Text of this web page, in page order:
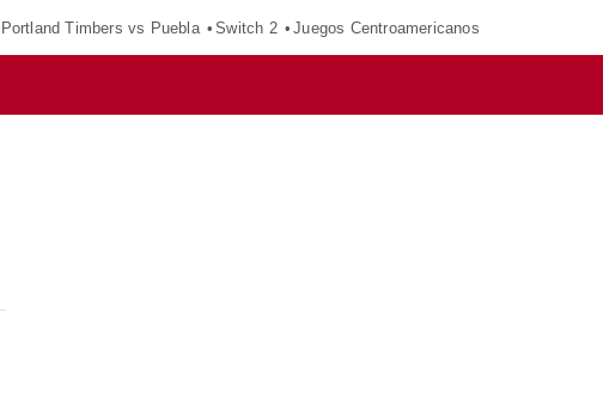
Portland Timbers vs Puebla Switch 2 Juegos Centroamericanos